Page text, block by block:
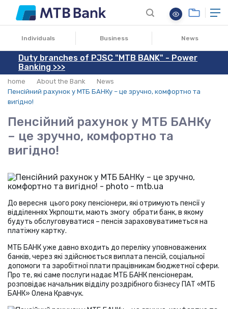
Individuals Business News
Duty branches of PJSC "MTB BANK" - Power
Banking >>>
home About the Bank
News
Пенсійний рахунок у МТБ БАНКу – це зручно, комфортно та
вигідно!
Пенсійний рахунок у МТБ БАНКу
– це зручно, комфортно та
вигідно!
06.05.2021
До вересня цього року пенсіонери, які отримують пенсії у
відділеннях Укрпошти, мають змогу обрати банк, в якому
будуть обслуговуватися – пенсія зараховуватиметься на
платіжну картку.
МТБ БАНК уже давно входить до переліку уповноважених
банків, через які здійснюється виплата пенсій, соціальної
допомоги та заробітної плати працівникам бюджетної сфери.
Про те, які саме послуги надає МТБ БАНК пенсіонерам,
розповідає начальник відділу роздрібного бізнесу ПАТ «МТБ
БАНК» Олена Кравчук.